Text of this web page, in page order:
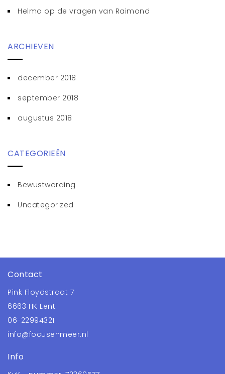
Helma op de vragen van Raimond
ARCHIEVEN
december 2018
september 2018
augustus 2018
CATEGORIEËN
Bewustwording
Uncategorized
Contact
Pink Floydstraat 7
6663 HK Lent
06-22994321
info@focusenmeer.nl
Info